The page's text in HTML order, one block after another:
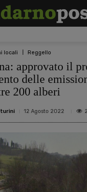
locali Reggello
approvato il
delle
200 alberi
12 Agosto 2022